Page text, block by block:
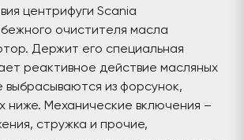
центрифуги Scania
очистителя масла
Держит его специальная
реактивное действие масляных
выбрасываются из форсунок,
ниже. Механические включения –
стружка и прочие,